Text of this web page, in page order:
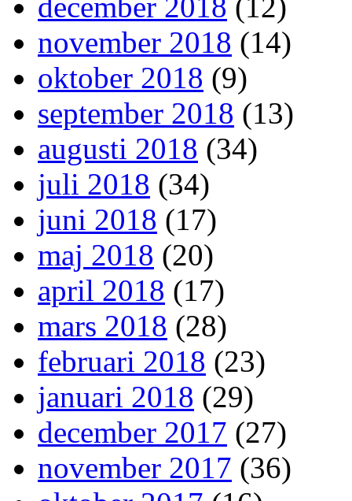
december 2018 (12)
november 2018 (14)
oktober 2018 (9)
september 2018 (13)
augusti 2018 (34)
juli 2018 (34)
juni 2018 (17)
maj 2018 (20)
april 2018 (17)
mars 2018 (28)
februari 2018 (23)
januari 2018 (29)
december 2017 (27)
november 2017 (36)